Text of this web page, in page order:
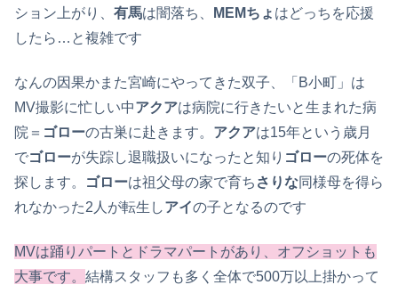
ション上がり、 有馬は闇落ち、 MEMちょ はどっちを応援
したら…と複雑です
なんの因果かまた宮崎にやってきた双子、「B小町」は
MV撮影に忙しい中アクアは病院に行きたいと生まれた病
院＝ ゴローの古巣に赴きます。 アクアは15年という歳月
でゴローが失踪し退職扱いになったと知り ゴローの死体を
探します。
ゴローは祖父母の家で育ち さりな同様母を得ら
れなかった2人が転生しアイの子となるのです
MVは踊りパートとドラマパートがあり、オフショットも
大事です。 結構スタッフも多く全体で500万以上掛かって